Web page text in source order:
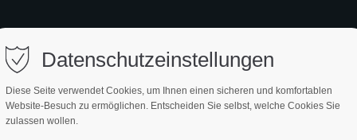
dolor sit amet:
Cybersteel Inc.
376-293 City Road, Suite 600
PRODUKTE SERVICE PARTNER
Datenschutzeinstellungen
Diese Seite verwendet Cookies, um Ihnen einen sicheren und komfortablen
Website-Besuch zu ermöglichen. Entscheiden Sie selbst, welche Cookies Sie
zulassen wollen.